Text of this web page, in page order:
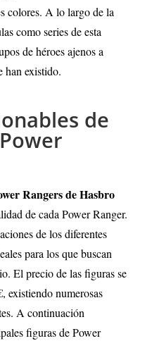
colores. A lo largo de la
como series de esta
de héroes ajenos a
han existido.
de
Rangers de Hasbro
de cada Power Ranger.
de los diferentes
para los que buscan
El precio de las figuras se
existiendo numerosas
A continuación
figuras de Power